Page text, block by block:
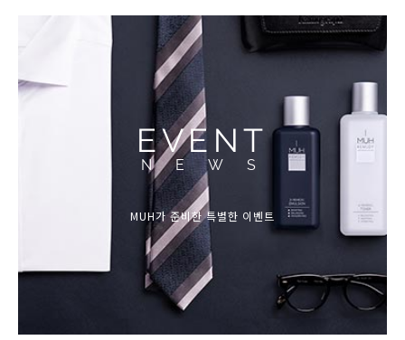
EVENT
NEWS
MUH가준비한 특별한 이벤트